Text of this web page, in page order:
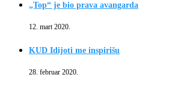
„Top“ je bio prava avangarda
12. mart 2020.
KUD Idijoti me inspirišu
28. februar 2020.